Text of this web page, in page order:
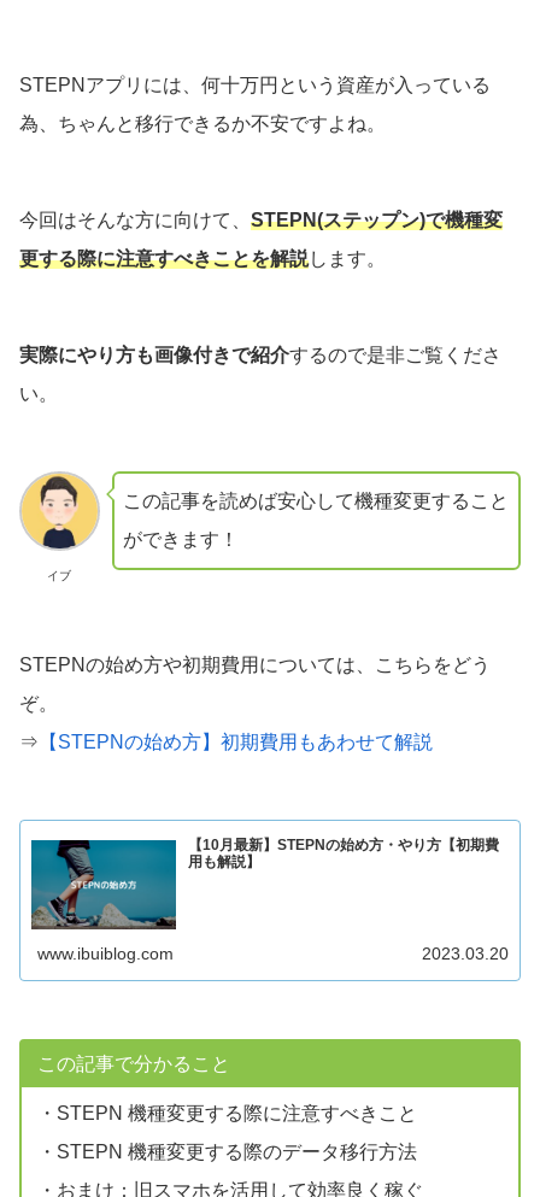
STEPNアプリには、何十万円という資産が入っている
為、ちゃんと移行できるか不安ですよね。
今回はそんな方に向けて、 STEPN(ステップン)で機種変
更する際に注意すべきことを解説します。
実際にやり方も画像付きで紹介するので是非ご覧くださ
い。
イブ
この記事を読めば安心して機種変更すること
ができます！
STEPNの始め方や初期費用については、こちらをどう
ぞ。
⇒ 【STEPNの始め方】初期費用もあわせて解説
【10月最新】STEPNの始め方・やり方【初期費
用も解説】
www.ibuiblog.com 2023.03.20
この記事で分かること
・STEPN 機種変更する際に注意すべきこと
・STEPN 機種変更する際のデータ移行方法
・おまけ：旧スマホを活用して効率良く稼ぐ